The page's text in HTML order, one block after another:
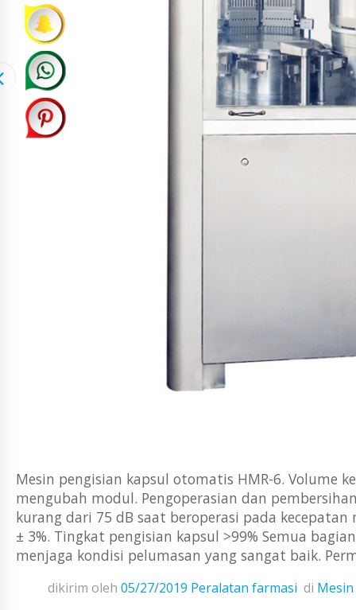
Mesin pengisian kapsul otomatis HMR-6. Volume
mengubah modul. Pengoperasian dan
kurang dari 75 dB saat beroperasi pada
± 3%. Tingkat pengisian kapsul >99% Semua
menjaga kondisi pelumasan yang sangat baik.
dikirim oleh 05/27/2019 Peralatan farmasi di